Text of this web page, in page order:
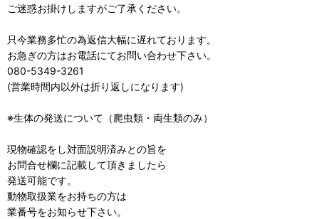
ご迷惑お掛けしますがご了承ください。
只今業務多忙の為返信大幅に遅れております。
お急ぎの方はお電話にてお問い合わせ下さい。
080-5349-3261
(営業時間内以外は折り返しになります)
※生体の発送について（爬虫類・両生類のみ）
現物確認をし対面説明済みとの旨を
お問合せ欄に記載して頂きましたら
発送可能です。
動物取扱業をお持ちの方は
業番号をお知らせ下さい。